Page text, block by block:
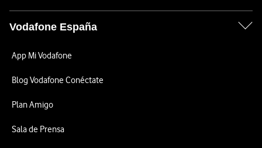
Vodafone España
App Mi Vodafone
Blog Vodafone Conéctate
Plan Amigo
Sala de Prensa